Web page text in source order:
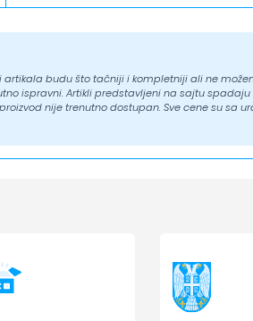
artikala budu što tačniji i kompletniji ali ne
ispravni. Artikli predstavljeni na sajtu spadaju
nije trenutno dostupan. Sve cene su sa